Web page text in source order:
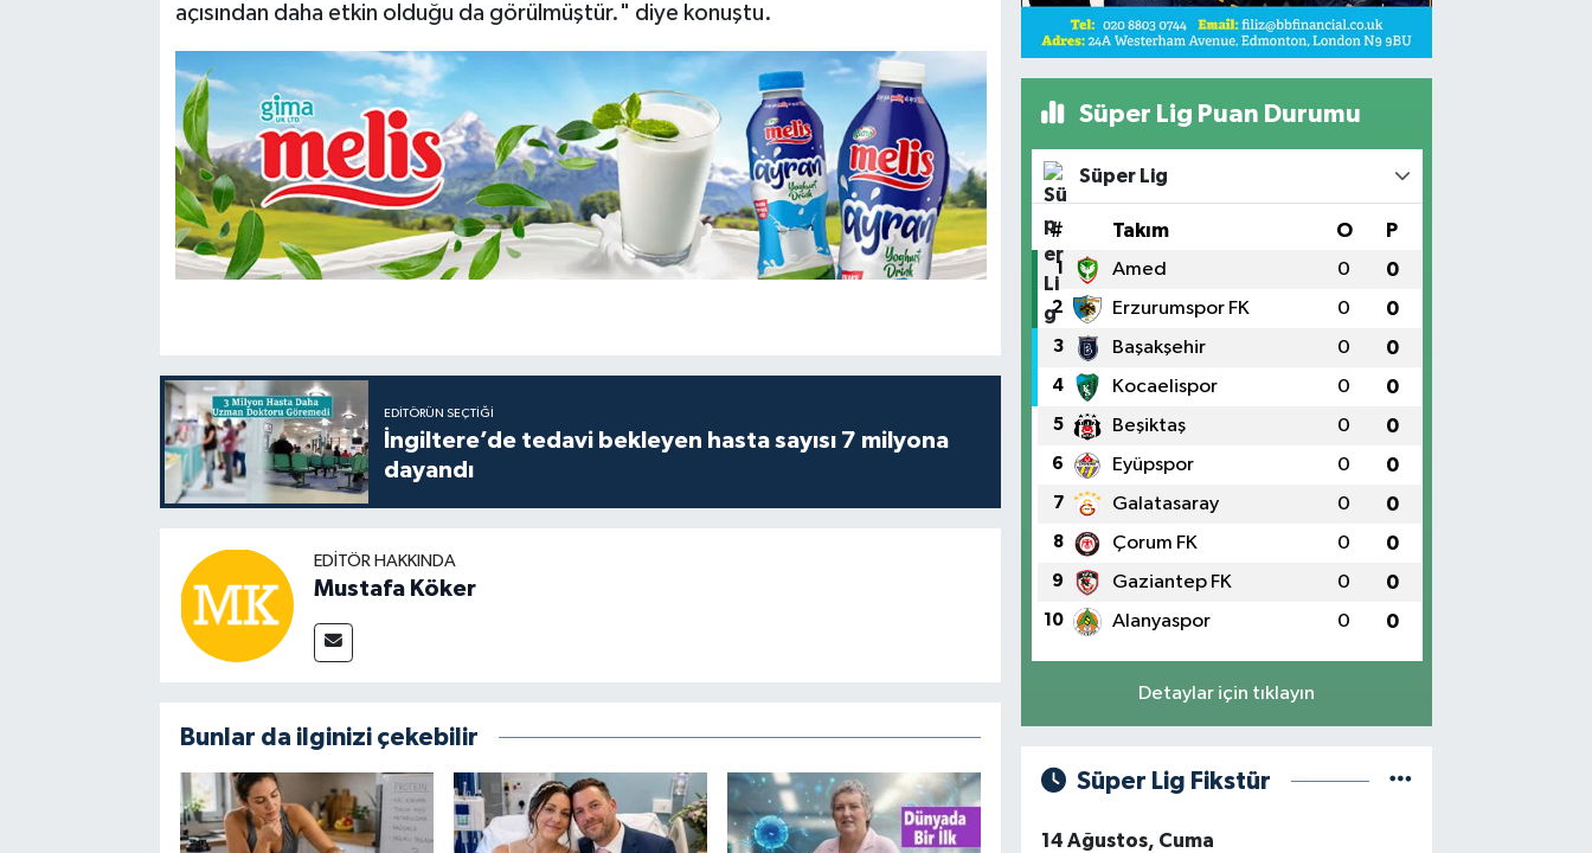
açısından daha etkin olduğu da görülmüştür." diye konuştu.
EDITÖRÜN SEÇTIĞI
İngiltere’de tedavi bekleyen hasta sayısı 7 milyona
dayandı
EDITÖR HAKKINDA
Mustafa Köker
Bunlar da ilginizi çekebilir
Süper Lig Puan Durumu
Süper Lig
# Takım O P
1 Amed 0 0
2 Erzurumspor FK 0 0
3 Başakşehir 0 0
4 Kocaelispor 0 0
5 Beşiktaş 0 0
6 Eyüpspor 0 0
7 Galatasaray 0 0
8 Çorum FK 0 0
9 Gaziantep FK 0 0
10 Alanyaspor 0 0
Detaylar için tıklayın
Süper Lig Fikstür
14 Ağustos, Cuma